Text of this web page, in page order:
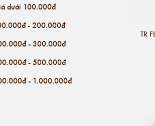
TR
dưới 100.000đ
- 200.000đ
- 300.000đ
- 500.000đ
- 1.000.000đ